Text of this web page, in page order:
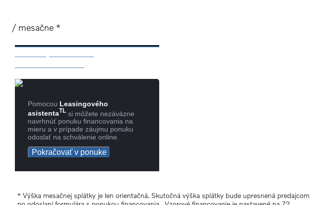
/ mesačne *
Pomocou Leasingového
asistentaTL si môžete nezáväzne
navrhnúť ponuku financovania na
mieru a v prípade záujmu ponuku
odoslať na schválenie online.
Pokračovať v ponuke
* Výška mesačnej splátky je len orientačná. Skutočná výška splátky bude upresnená predajcom